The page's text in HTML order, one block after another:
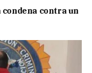
contra un